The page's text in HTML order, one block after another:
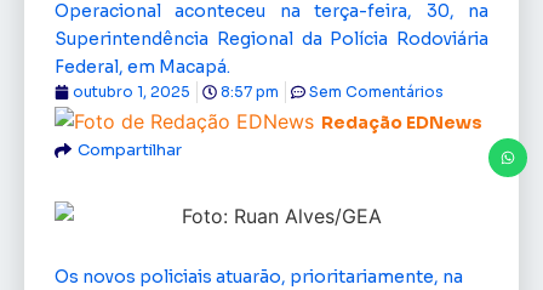
Operacional aconteceu na terça-feira, 30, na
Superintendência Regional da Polícia Rodoviária
Federal, em Macapá.
Redação EDNews
outubro 1, 2025 8:57 pm Sem Comentários
Compartilhar
Os novos policiais atuarão, prioritariamente, na